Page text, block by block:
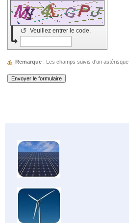
Veuillez entrer le code.
↺
Remarque : Les champs suivis d'un astérisque